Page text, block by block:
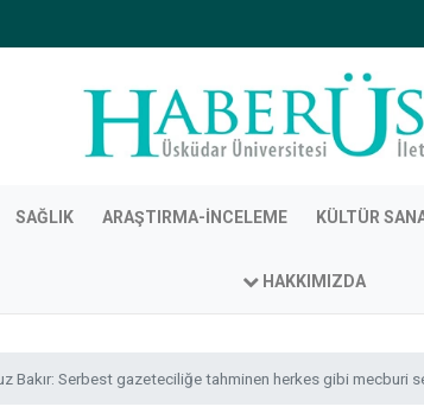
SAĞLIK ARAŞTIRMA-İNCELEME KÜLTÜR
HAKKIMIZDA
Bakır: Serbest gazeteciliğe tahminen herkes gibi mecburi